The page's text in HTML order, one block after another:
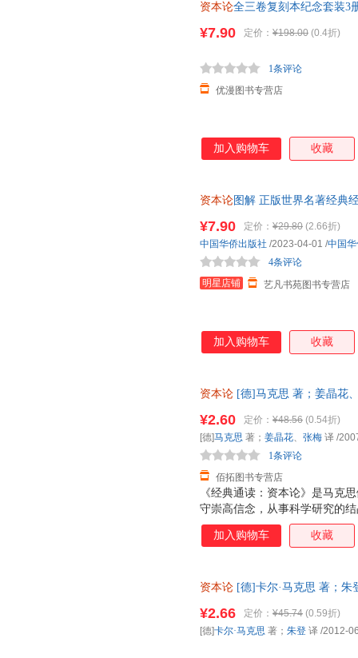
资本论全三卷复刻本纪念套装3
¥7.90 定价： ¥198.00 (0.4折)
优漫图书专营店
1条评论
加入购物车 收藏
资本论图解 正版世界名著经典
¥7.90 定价： ¥29.80 (2.66折)
明星店铺 艺凡书苑图书专营店
4条评论
中国华侨出版社 /2023-04-01 /中国
加入购物车 收藏
资本论 [德]马克思 著；姜晶花
《经典通读：资本论》是马克
守崇高信念，从事科学研究的
第二、第三卷由恩格斯整理，
整理出版了马克思计划中的关
书研究的，是资本主义生产方
以，贯穿《经典通读：资本论
卷里，马克思暂时撇开流通过
¥2.60 定价： ¥48.56 (0.54折)
佰拓图书专营店
1条评论
[德]马克思 著； 姜晶花、 张梅 译 /
加入购物车 收藏
资本论 [德]卡尔·马克思 著；
¥2.66 定价： ¥45.74 (0.59折)
[德]卡尔·马克思 著； 朱登 译 /2012-